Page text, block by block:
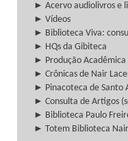
► Acervo audiolivros e
► Vídeos
► Biblioteca Viva:
► HQs da Gibiteca
► Produção Acadêmica
► Crônicas de Nair
► Pinacoteca de Santo
► Consulta de Artigos
► Biblioteca Paulo
► Totem Biblioteca